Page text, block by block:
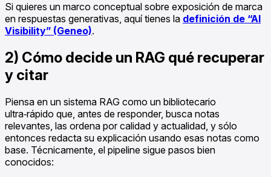
Si quieres un marco conceptual sobre exposición de marca
en respuestas generativas, aquí tienes la definición de “AI
Visibility” (Geneo).
2) Cómo decide un RAG qué recuperar
y citar
Piensa en un sistema RAG como un bibliotecario
ultra‑rápido que, antes de responder, busca notas
relevantes, las ordena por calidad y actualidad, y sólo
entonces redacta su explicación usando esas notas como
base. Técnicamente, el pipeline sigue pasos bien
conocidos: